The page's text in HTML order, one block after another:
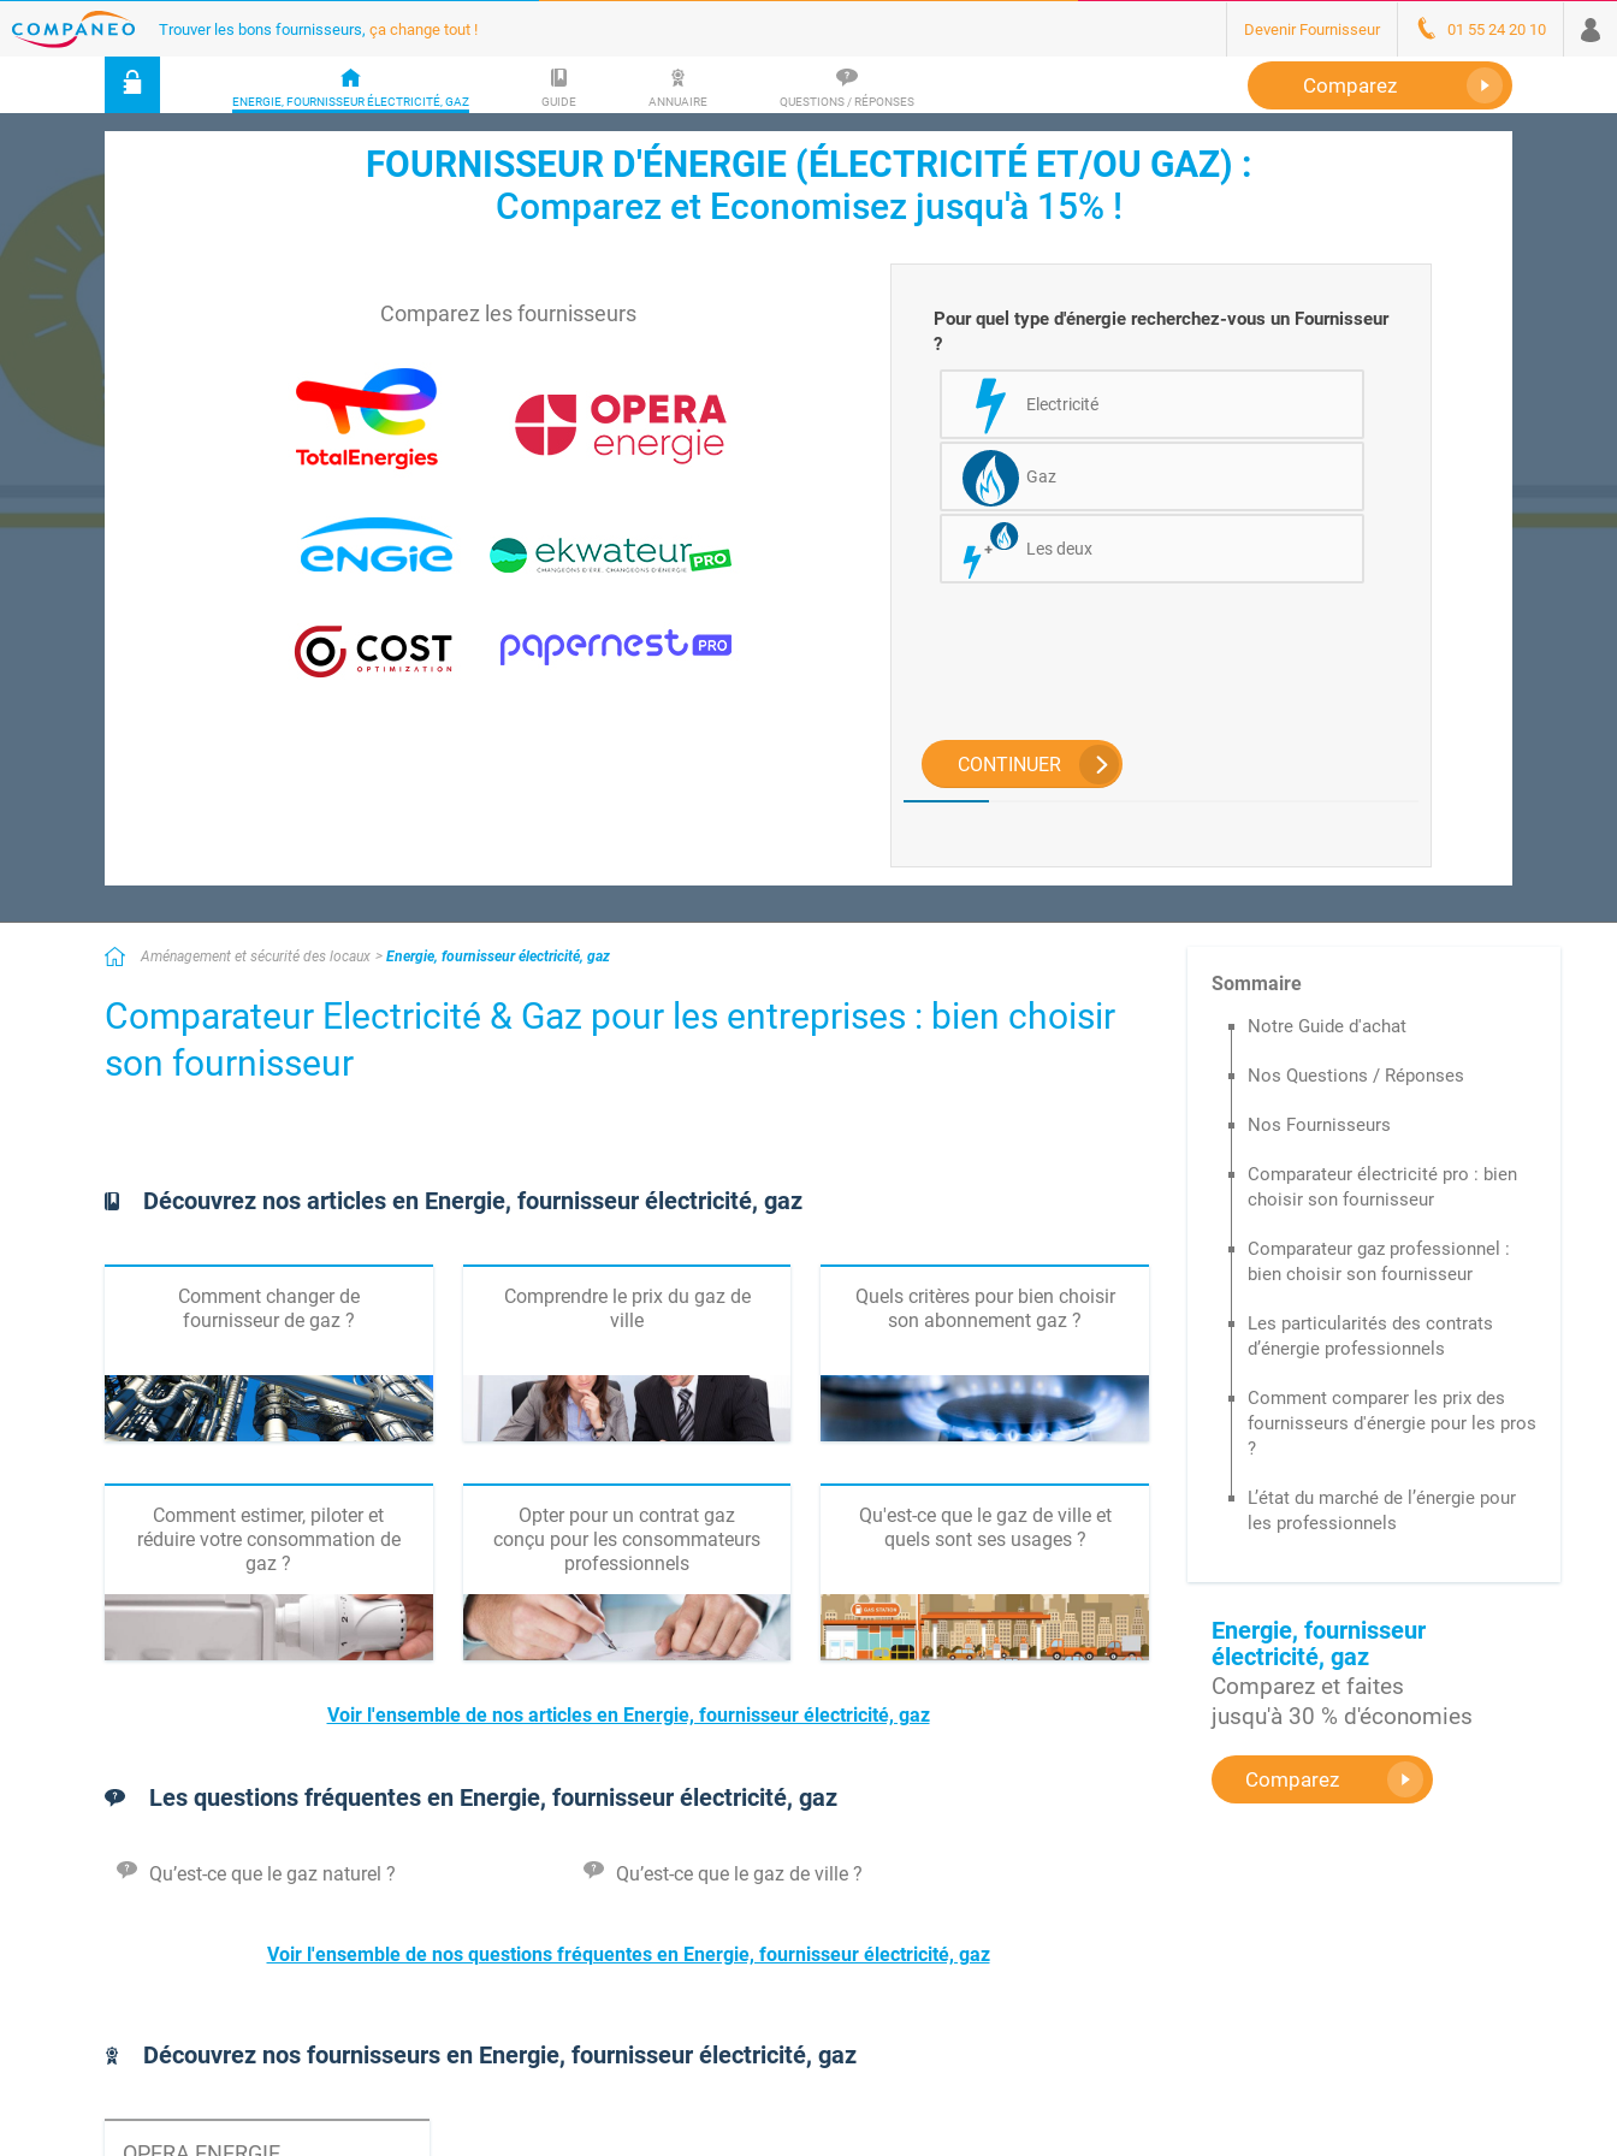
Trouver les bons fournisseurs, ça change tout ! Devenir Fournisseur 01 55 24 20 10
ENERGIE, FOURNISSEUR ÉLECTRICITÉ, GAZ GUIDE ANNUAIRE QUESTIONS / RÉPONSES
Comparez
FOURNISSEUR D'ÉNERGIE (ÉLECTRICITÉ ET/OU GAZ) :
Comparez et Economisez jusqu'à 15% !
Comparez les fournisseurs
Pour quel type d'énergie recherchez-vous un Fournisseur
?
Electricité
Gaz
Les deux
CONTINUER
Aménagement et sécurité des locaux Energie, fournisseur électricité, gaz
Comparateur Electricité & Gaz pour les entreprises : bien choisir
son fournisseur
Découvrez nos articles en Energie, fournisseur électricité, gaz
Comment changer de
fournisseur de gaz ?
Comprendre le prix du gaz de
ville
Quels critères pour bien choisir
son abonnement gaz ?
Comment estimer, piloter et
réduire votre consommation de
gaz ?
Opter pour un contrat gaz
conçu pour les consommateurs
professionnels
Qu'est-ce que le gaz de ville et
quels sont ses usages ?
Voir l'ensemble de nos articles en Energie, fournisseur électricité, gaz
Les questions fréquentes en Energie, fournisseur électricité, gaz
Qu’est-ce que le gaz naturel ? Qu’est-ce que le gaz de ville ?
Voir l'ensemble de nos questions fréquentes en Energie, fournisseur électricité, gaz
Découvrez nos fournisseurs en Energie, fournisseur électricité, gaz
Sommaire
Notre Guide d'achat
Nos Questions / Réponses
Nos Fournisseurs
Comparateur électricité pro : bien
choisir son fournisseur
Comparateur gaz professionnel :
bien choisir son fournisseur
Les particularités des contrats
d’énergie professionnels
Comment comparer les prix des
fournisseurs d'énergie pour les pros
?
L’état du marché de l’énergie pour
les professionnels
Energie, fournisseur
électricité, gaz
Comparez et faites
jusqu'à 30 % d'économies
Comparez